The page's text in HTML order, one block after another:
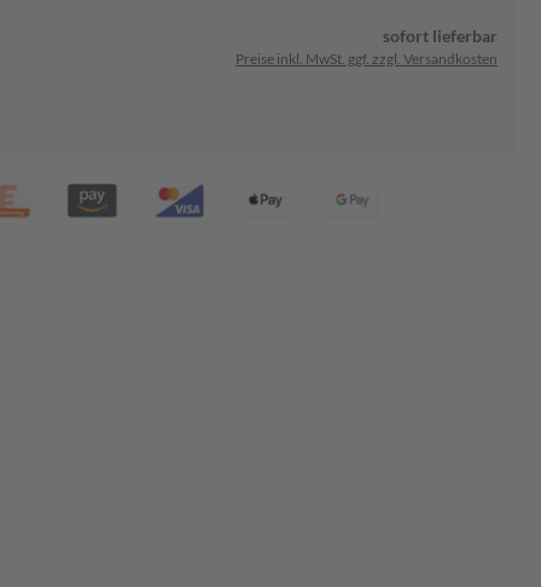
sofort lieferbar
Preise inkl. MwSt. ggf. zzgl. Versandkosten